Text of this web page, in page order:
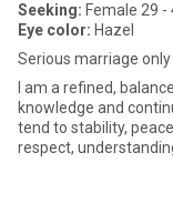
Seeking: Female 29 -
Eye color: Hazel
Serious marriage only
I am a refined,
knowledge and
tend to stability,
respect,